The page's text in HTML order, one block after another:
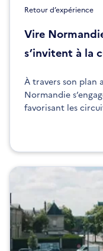
Retour d’expérience
Vire
s’invitent à la
À travers son
Normandie
favorisant les